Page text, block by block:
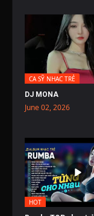
CA SỸ NHẠC TRẺ
DJ MONA
June 02, 2026
HOT